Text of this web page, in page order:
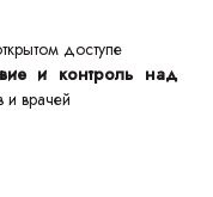
доступе
и контроль над
и врачей